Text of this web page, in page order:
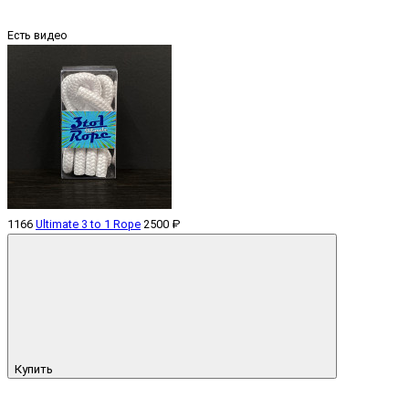
Есть видео
1166 Ultimate 3 to 1 Rope 2500 ₽
Купить